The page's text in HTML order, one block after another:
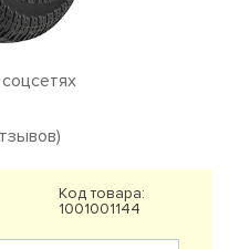
Код товара:
1001001144